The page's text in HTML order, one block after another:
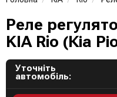
Реле
KIA Rio (Кіа
Уточніть
автомобіль: